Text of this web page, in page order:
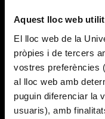
Aquest lloc web
El lloc web de la
pròpies i de tercers
vostres preferències
al lloc web amb
puguin diferenciar la
usuaris), amb